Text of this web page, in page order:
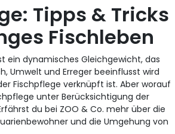
Tipps & Tricks
Fischleben
ein dynamisches Gleichgewicht, das
Umwelt und Erreger beeinflusst wird
Fischpflege verknüpft ist. Aber worauf
unter Berücksichtigung der
du bei ZOO & Co. mehr über die
und die Umgehung von